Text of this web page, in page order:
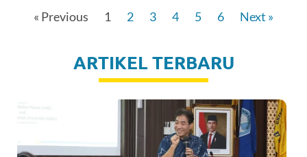
« Previous 1 2 3 4 5 6 Next »
ARTIKEL TERBARU